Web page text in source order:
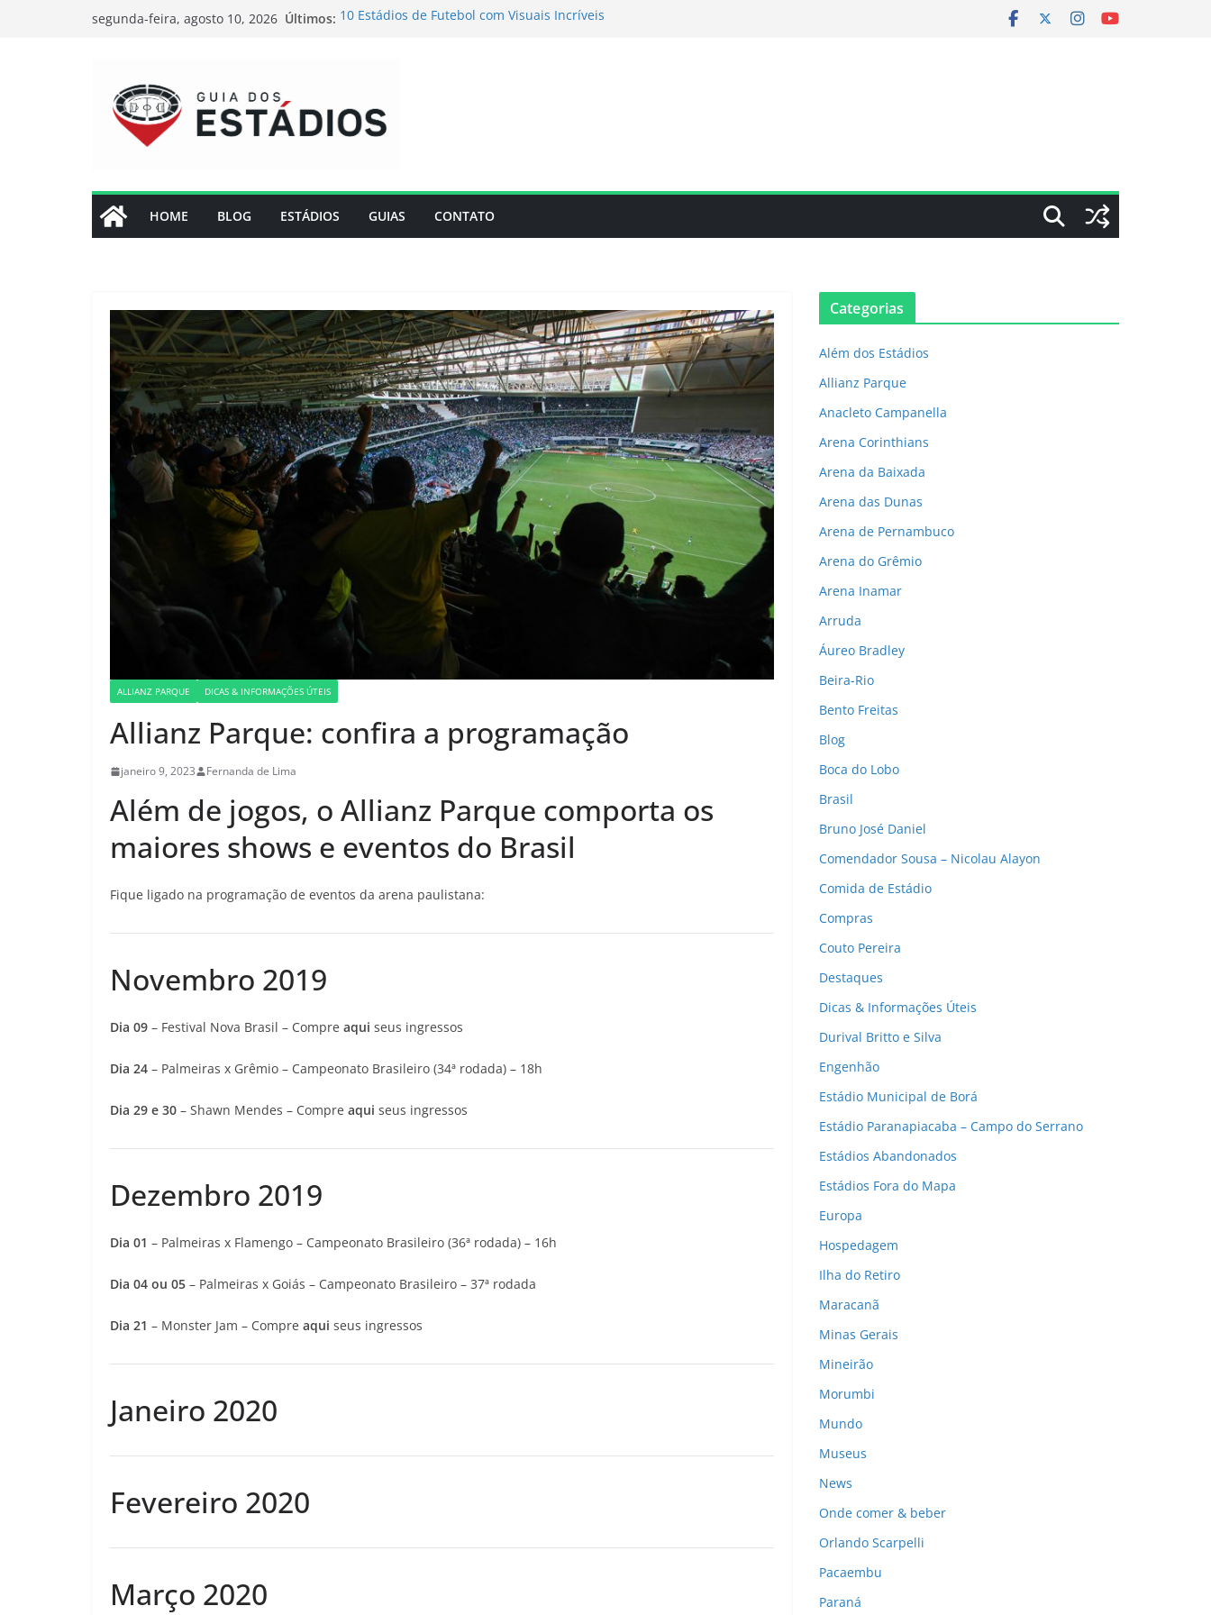
segunda-feira, agosto 10, 2026 Últimos: 10 Estádios de Futebol com Visuais Incríveis
visitar na Premier League
Estádio Atlético Mineiro: Tudo sobre a Arena MRV
HOME BLOG ESTÁDIOS GUIAS CONTATO
ALLIANZ PARQUE DICAS & INFORMAÇÕES ÚTEIS
Allianz Parque: confira a programação
janeiro 9, 2023 Fernanda de Lima
Além de jogos, o Allianz Parque comporta os
maiores shows e eventos do Brasil
Fique ligado na programação de eventos da arena paulistana:
Novembro 2019
Dia 09 – Festival Nova Brasil – Compre aqui seus ingressos
Dia 24 – Palmeiras x Grêmio – Campeonato Brasileiro (34ª rodada) – 18h
Dia 29 e 30 – Shawn Mendes – Compre aqui seus ingressos
Dezembro 2019
Dia 01 – Palmeiras x Flamengo – Campeonato Brasileiro (36ª rodada) – 16h
Dia 04 ou 05 – Palmeiras x Goiás – Campeonato Brasileiro – 37ª rodada
Dia 21 – Monster Jam – Compre aqui seus ingressos
Janeiro 2020
Fevereiro 2020
Março 2020
Categorias
Além dos Estádios
Allianz Parque
Anacleto Campanella
Arena Corinthians
Arena da Baixada
Arena das Dunas
Arena de Pernambuco
Arena do Grêmio
Arena Inamar
Arruda
Áureo Bradley
Beira-Rio
Bento Freitas
Blog
Boca do Lobo
Brasil
Bruno José Daniel
Comendador Sousa – Nicolau Alayon
Comida de Estádio
Compras
Couto Pereira
Destaques
Dicas & Informações Úteis
Durival Britto e Silva
Engenhão
Estádio Municipal de Borá
Estádio Paranapiacaba – Campo do Serrano
Estádios Abandonados
Estádios Fora do Mapa
Europa
Hospedagem
Ilha do Retiro
Maracanã
Minas Gerais
Mineirão
Morumbi
Mundo
Museus
News
Onde comer & beber
Orlando Scarpelli
Pacaembu
Paraná